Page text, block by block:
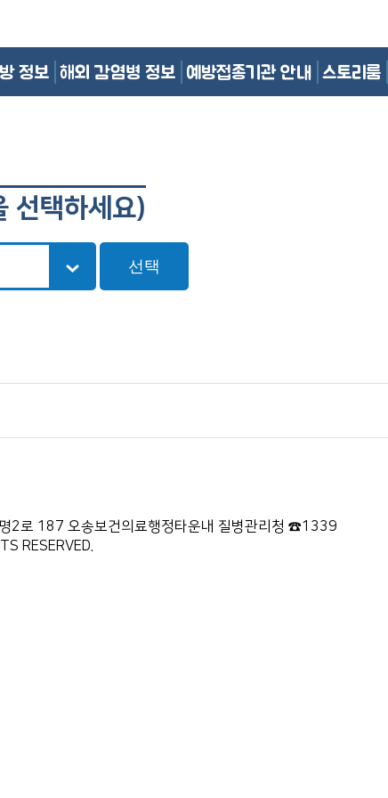
정보 해외 감염병 정보 예방접종기관 안내 스토리룸
선택하세요)
선택
2로 187 오송보건의료행정타운내 질병관리청 ☎1339
RESERVED.